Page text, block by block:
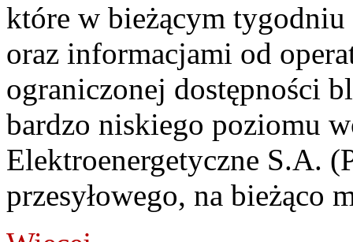
które w bieżącym tygodniu
oraz informacjami od
ograniczonej dostępności
bardzo niskiego poziomu
Elektroenergetyczne S.A.
przesyłowego, na bieżąco